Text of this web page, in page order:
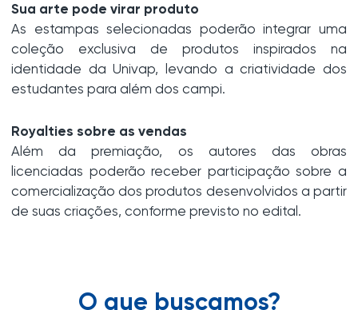
Sua arte pode virar produto
As estampas selecionadas poderão integrar uma
coleção exclusiva de produtos inspirados na
identidade da Univap, levando a criatividade dos
estudantes para além dos campi.
Royalties sobre as vendas
Além da premiação, os autores das obras
licenciadas poderão receber participação sobre a
comercialização dos produtos desenvolvidos a partir
de suas criações, conforme previsto no edital.
O que buscamos?